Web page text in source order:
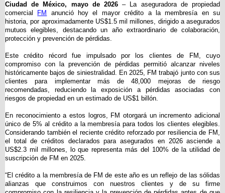
Ciudad de México, mayo de 2026 – La aseguradora de propiedad
comercial
FM
anunció hoy el mayor crédito a la membresía en su
historia, por aproximadamente US$1.5 mil millones, dirigido a asegurados
mutuos elegibles, destacando un año extraordinario de colaboración,
protección y prevención de pérdidas.
Este crédito récord fue impulsado por los clientes de FM, cuyo
compromiso con la prevención de pérdidas permitió alcanzar niveles
históricamente bajos de siniestralidad. En 2025, FM trabajó junto con sus
clientes para implementar más de 48,000 mejoras de riesgo
recomendadas, reduciendo la exposición a pérdidas asociadas con
riesgos de propiedad en un estimado de US$1 billón.
En reconocimiento a estos logros, FM otorgará un incremento adicional
único de 5% al crédito a la membresía para todos los clientes elegibles.
Considerando también el reciente crédito reforzado por resiliencia de FM,
el total de créditos declarados para asegurados en 2026 asciende a
US$2.3 mil millones, lo que representa más del 100% de la utilidad de
suscripción de FM en 2025.
“El crédito a la membresía de FM de este año es un reflejo de las sólidas
alianzas que construimos con nuestros clientes y de su firme